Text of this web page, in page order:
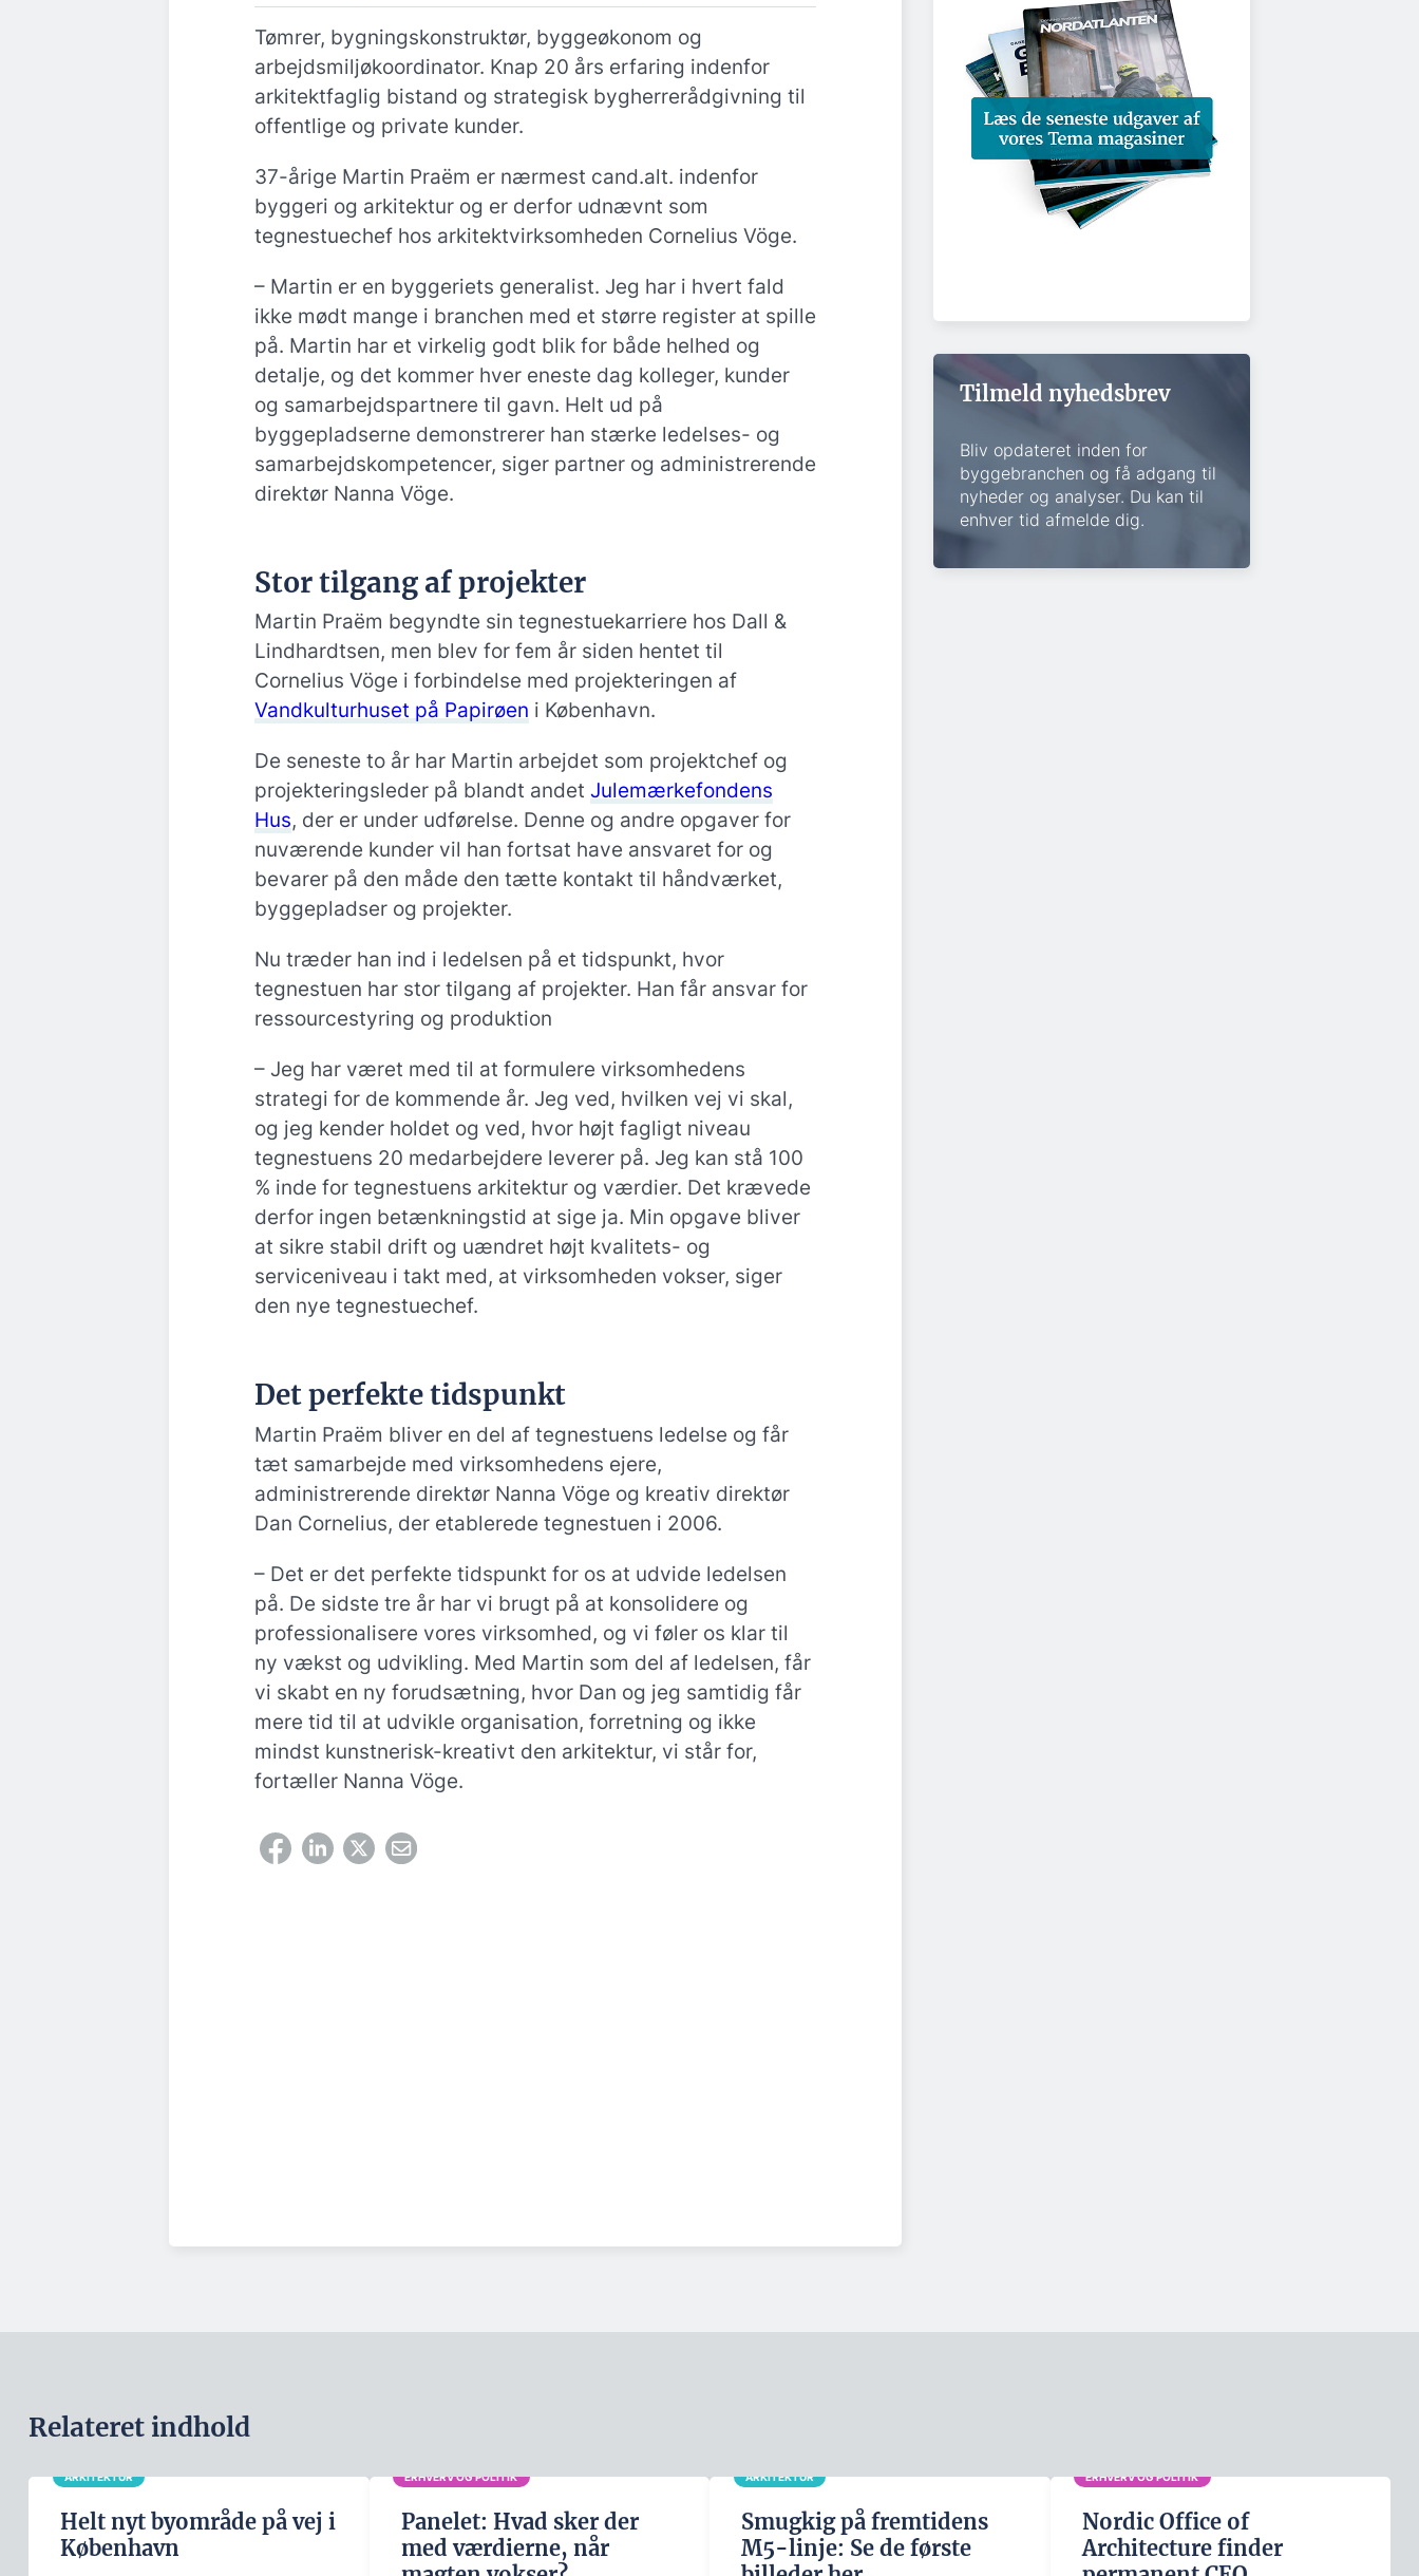
Tømrer, bygningskonstruktør, byggeøkonom og
arbejdsmiljøkoordinator. Knap 20 års erfaring indenfor
arkitektfaglig bistand og strategisk bygherrerådgivning til
offentlige og private kunder.
37-årige Martin Praëm er nærmest cand.alt. indenfor
byggeri og arkitektur og er derfor udnævnt som
tegnestuechef hos arkitektvirksomheden Cornelius Vöge.
– Martin er en byggeriets generalist. Jeg har i hvert fald
ikke mødt mange i branchen med et større register at spille
på. Martin har et virkelig godt blik for både helhed og
detalje, og det kommer hver eneste dag kolleger, kunder
og samarbejdspartnere til gavn. Helt ud på
byggepladserne demonstrerer han stærke ledelses- og
samarbejdskompetencer, siger partner og administrerende
direktør Nanna Vöge.
Stor tilgang af projekter
Martin Praëm begyndte sin tegnestuekarriere hos Dall &
Lindhardtsen, men blev for fem år siden hentet til
Cornelius Vöge i forbindelse med projekteringen af
Vandkulturhuset på Papirøen i København.
De seneste to år har Martin arbejdet som projektchef og
projekteringsleder på blandt andet Julemærkefondens
Hus, der er under udførelse. Denne og andre opgaver for
nuværende kunder vil han fortsat have ansvaret for og
bevarer på den måde den tætte kontakt til håndværket,
byggepladser og projekter.
Nu træder han ind i ledelsen på et tidspunkt, hvor
tegnestuen har stor tilgang af projekter. Han får ansvar for
ressourcestyring og produktion
– Jeg har været med til at formulere virksomhedens
strategi for de kommende år. Jeg ved, hvilken vej vi skal,
og jeg kender holdet og ved, hvor højt fagligt niveau
tegnestuens 20 medarbejdere leverer på. Jeg kan stå 100
% inde for tegnestuens arkitektur og værdier. Det krævede
derfor ingen betænkningstid at sige ja. Min opgave bliver
at sikre stabil drift og uændret højt kvalitets- og
serviceniveau i takt med, at virksomheden vokser, siger
den nye tegnestuechef.
Det perfekte tidspunkt
Martin Praëm bliver en del af tegnestuens ledelse og får
tæt samarbejde med virksomhedens ejere,
administrerende direktør Nanna Vöge og kreativ direktør
Dan Cornelius, der etablerede tegnestuen i 2006.
– Det er det perfekte tidspunkt for os at udvide ledelsen
på. De sidste tre år har vi brugt på at konsolidere og
professionalisere vores virksomhed, og vi føler os klar til
ny vækst og udvikling. Med Martin som del af ledelsen, får
vi skabt en ny forudsætning, hvor Dan og jeg samtidig får
mere tid til at udvikle organisation, forretning og ikke
mindst kunstnerisk-kreativt den arkitektur, vi står for,
fortæller Nanna Vöge.
Tilmeld nyhedsbrev
Bliv opdateret inden for
byggebranchen og få adgang til
nyheder og analyser. Du kan til
enhver tid afmelde dig.
Relateret indhold
ARKITEKTUR
Helt nyt byområde på vej i
København
ERHVERV OG POLITIK
Panelet: Hvad sker der
med værdierne, når
ARKITEKTUR
Smugkig på fremtidens
M5-linje: Se de første
ERHVERV OG POLITIK
Nordic Office of
Architecture finder